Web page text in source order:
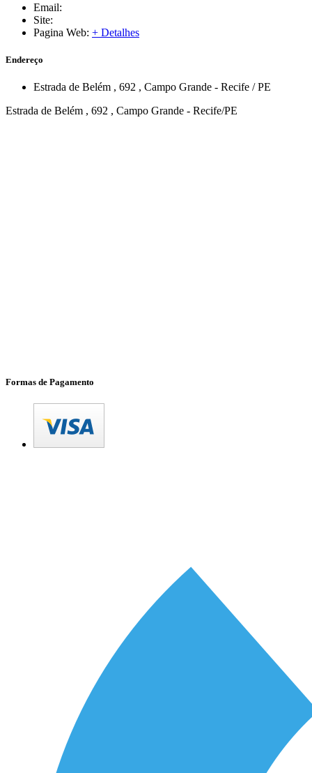
Email:
Site:
Pagina Web: + Detalhes
Endereço
Estrada de Belém , 692 , Campo Grande - Recife /PE
Estrada de Belém , 692 , Campo Grande - Recife/PE
Formas de Pagamento